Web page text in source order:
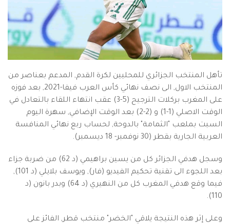
تأهل المنتخب الجزائري للمحليين لكرة القدم, المدعم بعناصر من
المنتخب الاول, الى نصف نهائي كأس العرب فيفا-2021, بعد فوزه
على المغرب بركلات الترجيح (5-3) عقب انتهاء اللقاء بالتعادل في
الوقت الاصلي (1-1) و (2-2) بعد الوقت الإضافي, سهرة اليوم
السبت بملعب "الثمامة" بالدوحة, لحساب ربع نهائي المنافسة
العربية الجارية بقطر (30 نوفمبر- 18 ديسمبر).
وسجل هدفي الجزائر كل من يسين براهيمي (د 62) من ضربة جزاء
بعد اللجوء الى تقنية تحكيم الفيديو (فار), ويوسف بلايلي (د 101),
فيما وقع هدفي المغرب كل من النهيري (د 64) وبدر بانون (د
110).
وعلى إثر هذه النتيجة يلاقي "الخضر" منتخب قطر, الفائز على